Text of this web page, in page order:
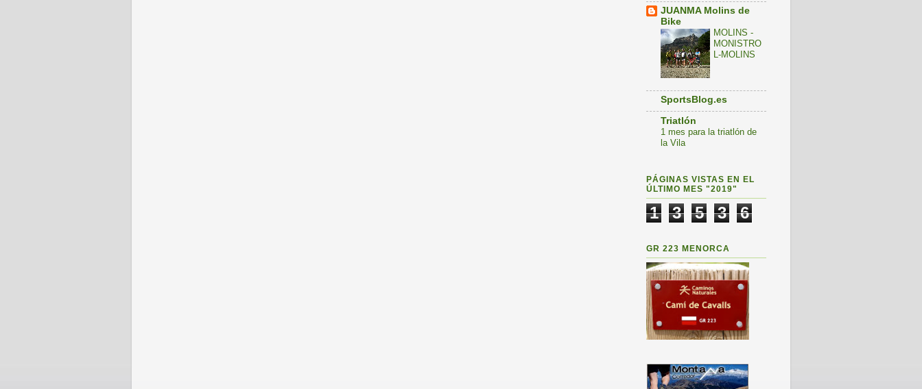
JUANMA Molins de
Bike
MOLINS -
MONISTRO
L-MOLINS
SportsBlog.es
Triatlón
1 mes para la triatlón de
la Vila
PÁGINAS VISTAS EN EL
ÚLTIMO MES "2019"
1 3 5 3 6
GR 223 MENORCA